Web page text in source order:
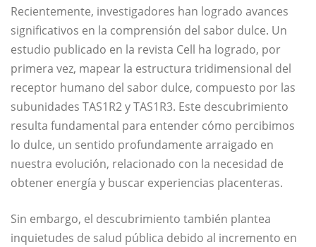
Recientemente, investigadores han logrado avances
significativos en la comprensión del sabor dulce. Un
estudio publicado en la revista Cell ha logrado, por
primera vez, mapear la estructura tridimensional del
receptor humano del sabor dulce, compuesto por las
subunidades TAS1R2 y TAS1R3. Este descubrimiento
resulta fundamental para entender cómo percibimos
lo dulce, un sentido profundamente arraigado en
nuestra evolución, relacionado con la necesidad de
obtener energía y buscar experiencias placenteras.
Sin embargo, el descubrimiento también plantea
inquietudes de salud pública debido al incremento en